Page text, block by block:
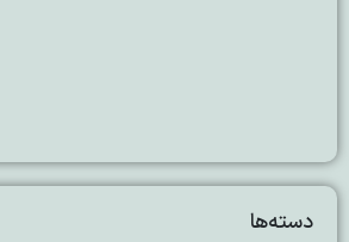
دسته‌ها